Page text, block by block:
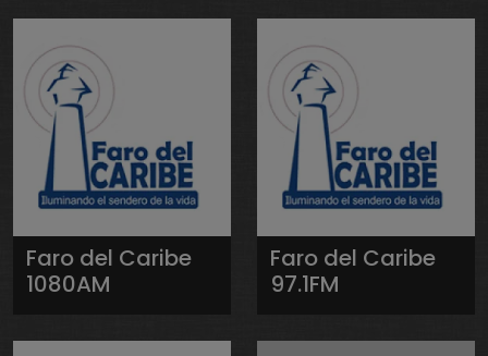
Faro del Caribe
1080AM
Faro del Caribe
97.1FM